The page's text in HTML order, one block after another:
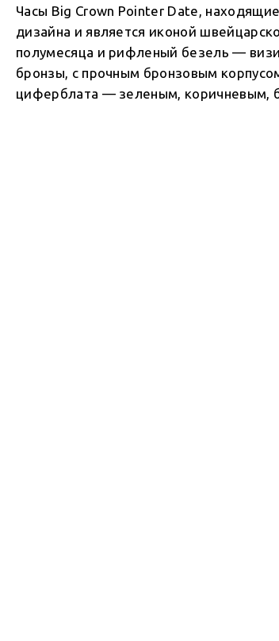
Часы Big Crown Pointer Date,
дизайна и является иконой
полумесяца и рифленый безель —
бронзы, с прочным бронзовым
циферблата — зеленым, коричневым,